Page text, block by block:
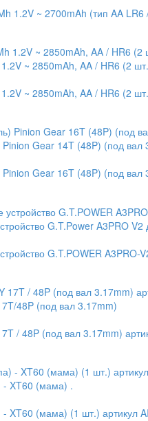
1.2V ~ 2700mAh (тип AA
~ 2850mAh, AA / HR6 (2
~ 2850mAh, AA / HR6 (2
Gear 14T (48P) (под
Gear 16T (48P) (под вал
G.T.Power A3PRO
G.T.POWER
48P (под вал 3.17mm)
/ 48P (под вал 3.17mm)
- XT60 (мама) .
XT60 (мама) (1 шт.) артикул